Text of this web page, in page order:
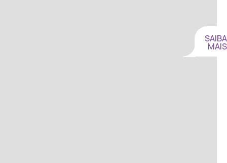
SAIBA
MAIS